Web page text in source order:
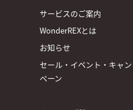
サービスのご案内
WonderREXとは
お知らせ
セール・イベント・キャン
ペーン